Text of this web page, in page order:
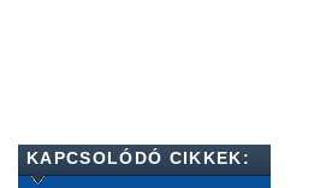
KAPCSOLÓDÓ CIKKEK: